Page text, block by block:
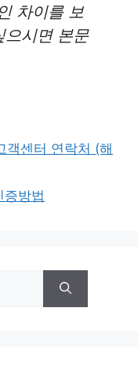
차이를 보
으시면 본문
객센터 연락처 (해
방법